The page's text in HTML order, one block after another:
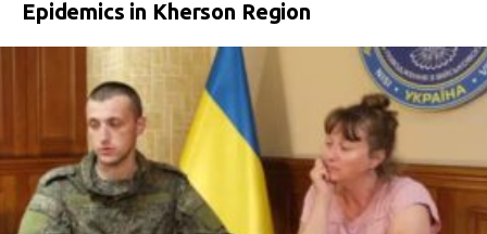
Epidemics in Kherson Region